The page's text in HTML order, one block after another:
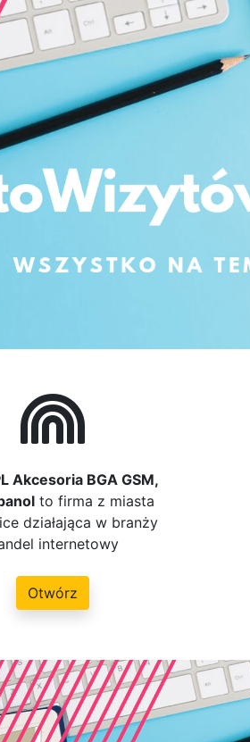
Akcesoria BGA GSM,
to firma z miasta
działająca w branży
internetowy
Otwórz